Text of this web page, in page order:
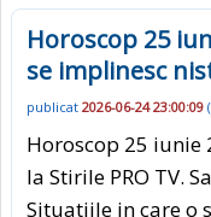
Horoscop 25
se implinesc
publicat 2026-06-24 23:00:09 (
Horoscop 25 iunie
la Stirile PRO TV.
Situatiile in care o